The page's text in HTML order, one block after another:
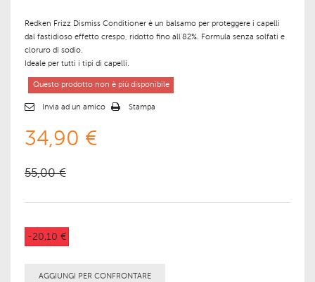
Redken Frizz Dismiss Conditioner è un balsamo per proteggere i capelli
dal fastidioso effetto crespo, ridotto fino all'82%. Formula senza solfati e
cloruro di sodio.
Ideale per tutti i tipi di capelli.
Questo prodotto non è più disponibile
Invia ad un amico Stampa
34,90 €
55,00 €
-20,10 €
AGGIUNGI PER CONFRONTARE